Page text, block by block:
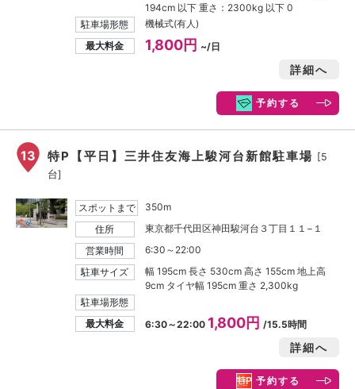
194cm 以下 重さ：2300kg 以下 0
駐車場形態
機械式(有人)
最大料金
1,800円 ~/日
詳細へ
予約する
13 特P【平日】三井住友海上駿河台新館駐車場 [5
台]
スポットまで
350m
住所
東京都千代田区神田駿河台３丁目１１−１
営業時間
6:30～22:00
駐車サイズ
幅 195cm 長さ 530cm 高さ 155cm 地上高
9cm タイヤ幅 195cm 重さ 2,300kg
駐車場形態
最大料金
6:30～22:00 1,800円 /15.5時間
詳細へ
予約する